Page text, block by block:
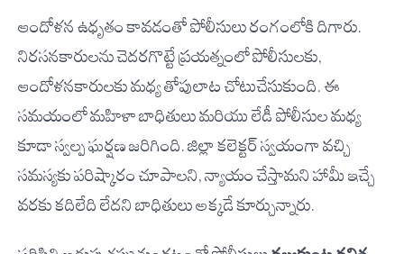
ఆందోళన ఉధృతం కావడంతో పోలీసులు రంగంలోకి దిగారు.
నిరసనకారులను చెదరగొట్టే ప్రయత్నంలో పోలీసులకు,
ఆందోళనకారులకు మధ్య తోపులాట చోటుచేసుకుంది. ఈ
సమయంలో మహిళా బాధితులు మరియు లేడీ పోలీసుల మధ్య
కూడా స్వల్ప ఘర్షణ జరిగింది. జిల్లా కలెక్టర్ స్వయంగా వచ్చి
సమస్యకు పరిష్కారం చూపాలని, న్యాయం చేస్తామని హామీ ఇచ్చే
వరకు కదిలేది లేదని బాధితులు అక్కడే కూర్చున్నారు.